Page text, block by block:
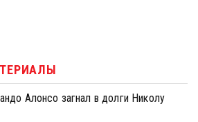
Алонсо загнал в долги Николу